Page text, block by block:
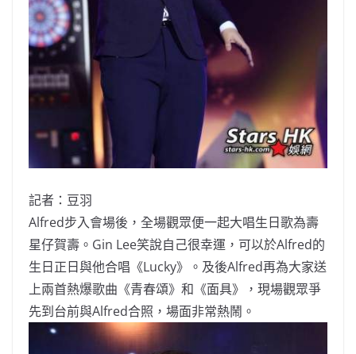
記者：豆羽
Alfred步入會場後， 全場觀眾便一起大唱生日歌為壽
星仔賀壽。Gin Lee笑說自己很幸運，可以於Alfred的
生日正日與他合唱《Lucky》。及後Alfred再為大家送
上兩首熱爆歌曲《青春頌》和《面具》，現場觀眾爭
先到台前與Alfred合照， 場面非常熱鬧。